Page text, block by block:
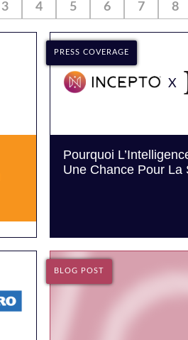
3 4 5 6 7 8
PRESS COVERAGE
X
Pourquoi
Une Chance Pour La
BLOG POST